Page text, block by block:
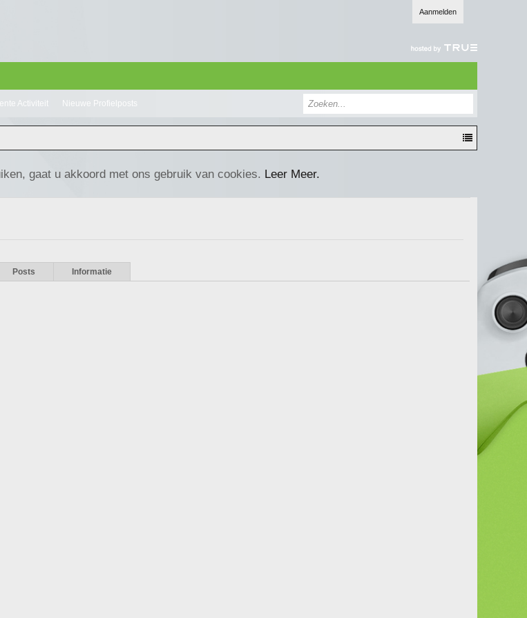
Aanmelden
Activiteit Nieuwe Profielposts
gaat u akkoord met ons gebruik van cookies. Leer Meer.
Posts Informatie